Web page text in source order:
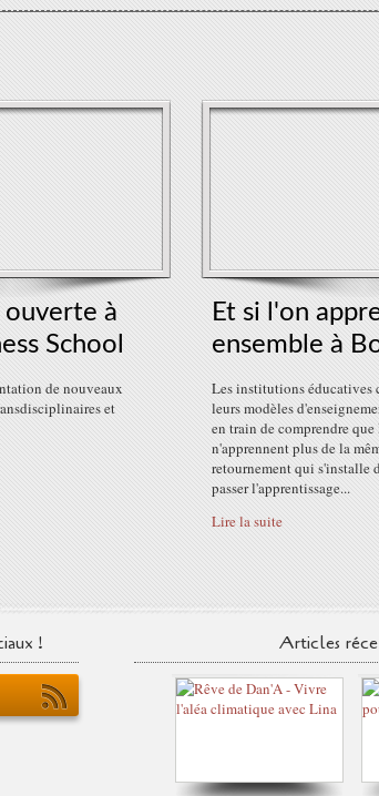
ouverte à
School
de nouveaux
et
Et si l'on
ensemble à
Les institutions éducatives
leurs modèles
en train de comprendre
n'apprennent plus de la
retournement qui s'installe
passer l'apprentissage...
Lire la suite
! Articles